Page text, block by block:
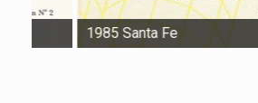
1985 Santa Fe